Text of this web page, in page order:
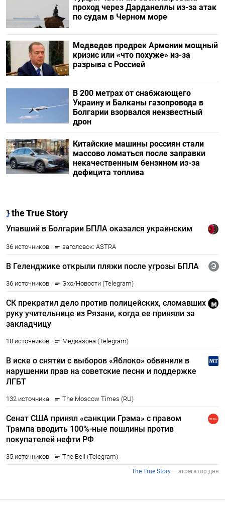
проход через Дарданеллы из-за атак
по судам в Черном море
Медведев предрек Армении мощный
кризис или «что похуже» из-за
разрыва с Россией
В 200 метрах от снабжающего
Украину и Балканы газопровода в
Болгарии взорвался неизвестный
дрон
Китайские машины россиян стали
массово ломаться после заправки
некачественным бензином из-за
дефицита топлива